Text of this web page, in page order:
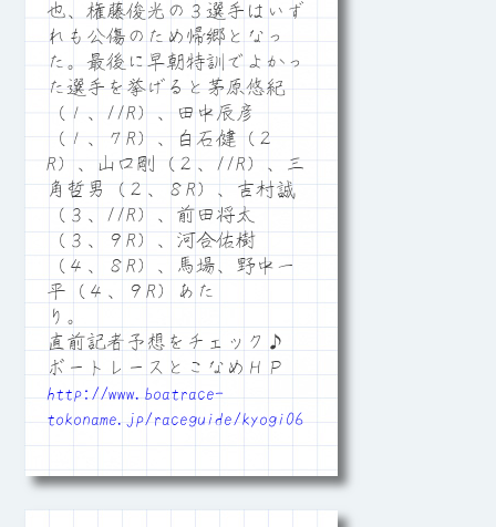
也、権藤俊光の３選手はいず
れも公傷のため帰郷となっ
た。最後に早朝特訓でよかっ
た選手を挙げると茅原悠紀
（１、11R）、田中辰彦
（１、７R）、白石健（２
R）、山口剛（２、11R）、三
角哲男（２、８R）、吉村誠
（３、11R）、前田将太
（３、９R）、河合佑樹
（４、８R）、馬場、野中一
平（４、９R）あた
り。
直前記者予想をチェック♪
ボートレースとこなめＨＰ
http://www.boatrace-
tokoname.jp/raceguide/kyogi06